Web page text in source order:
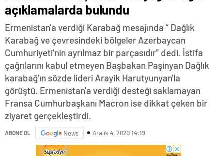
açıklamalarda bulundu
Ermenistan'a verdiği Karabağ mesajında “ Dağlık
Karabağ ve çevresindeki bölgeler Azerbaycan
Cumhuriyeti'nin ayrılmaz bir parçasıdır” dedi. İstifa
çağrılarını kabul etmeyen Başbakan Paşinyan Dağlık
karabağ'ın sözde lideri Arayik Harutyunyan'la
görüştü. Ermenistan'a verdiği desteği saklamayan
Fransa Cumhurbaşkanı Macron ise dikkat çeken bir
ziyaret gerçekleştirdi.
ABONE OL News Aralık 4, 2020 14:19